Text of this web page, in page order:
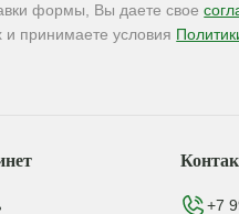
формы, Вы даете свое
принимаете условия
+7